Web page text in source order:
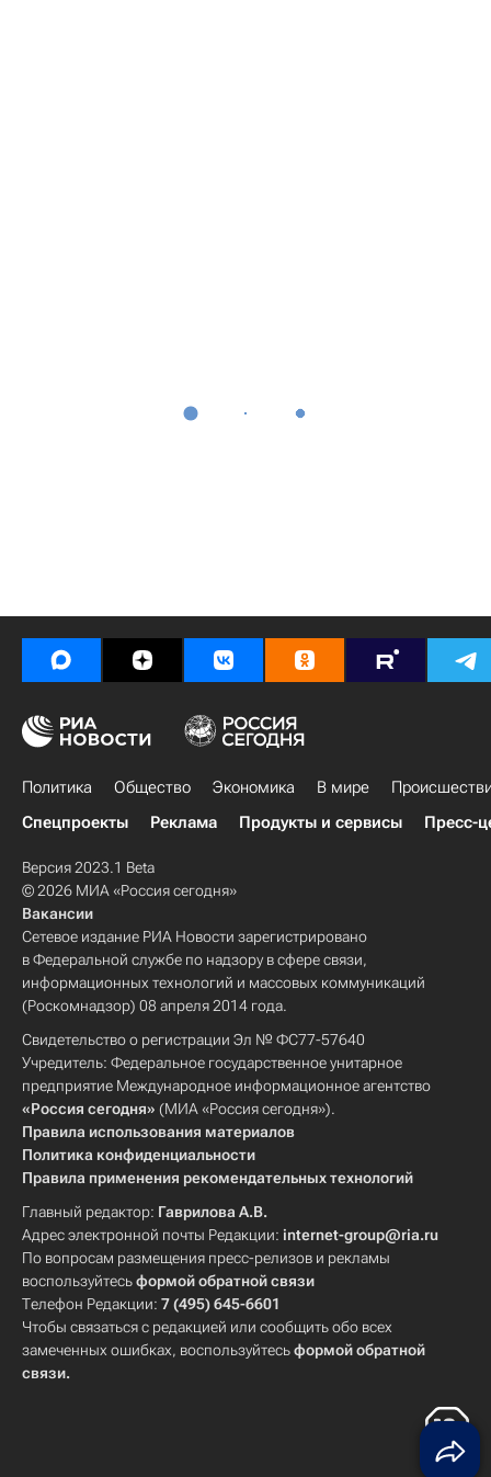
Политика Общество Экономика В мире
Спецпроекты
Реклама Продукты и сервисы Пресс-
Версия 2023.1 Beta
© 2026 МИА «Россия сегодня»
Вакансии
Сетевое издание РИА Новости зарегистрировано
в Федеральной службе по надзору в сфере связи,
информационных технологий и массовых коммуникаций
(Роскомнадзор) 08 апреля 2014 года.
Свидетельство о регистрации Эл № ФС77-57640
Учредитель: Федеральное государственное унитарное
предприятие Международное информационное агентство
«Россия сегодня» (МИА «Россия сегодня»).
Правила использования материалов
Политика конфиденциальности
Правила применения рекомендательных технологий
Главный редактор: Гаврилова А.В.
Адрес электронной почты Редакции: internet-group@ria.ru
По вопросам размещения пресс-релизов и рекламы
воспользуйтесьформой обратной связи
Телефон Редакции: 7 (495) 645-6601
Чтобы связаться с редакцией или сообщить обо всех
замеченных ошибках, воспользуйтесьформой обратной
связи.